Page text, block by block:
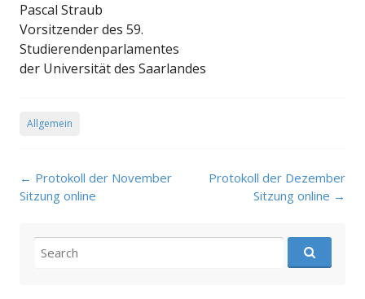
Pascal Straub
Vorsitzender des 59.
Studierendenparlamentes
der Universität des Saarlandes
Allgemein
Post navigation
← Protokoll der November
Sitzung online
Protokoll der Dezember
Sitzung online →
Search for: